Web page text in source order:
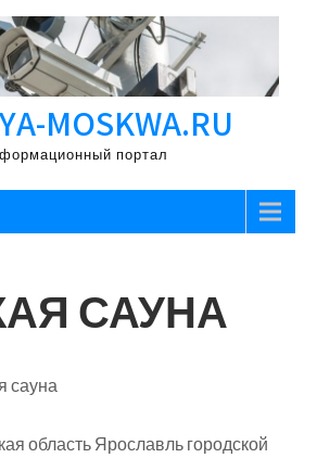
MOSKWA.RU
портал
САУНА
сауна
область Ярославль городской